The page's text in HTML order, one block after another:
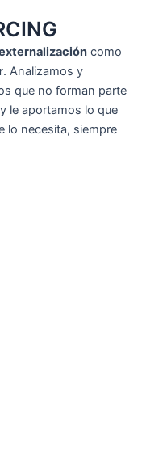
como
. Analizamos y
que no forman parte
le aportamos lo que
lo necesita, siempre